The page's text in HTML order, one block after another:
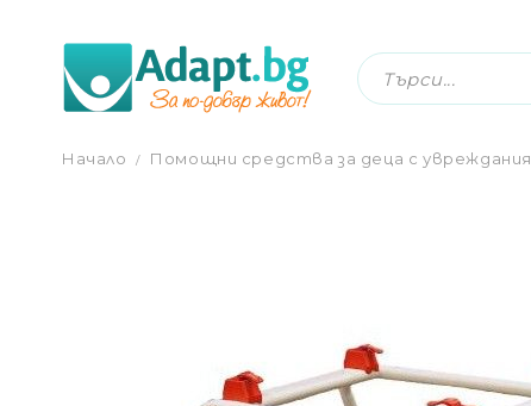
Начало Помощни средства за деца с увреждания